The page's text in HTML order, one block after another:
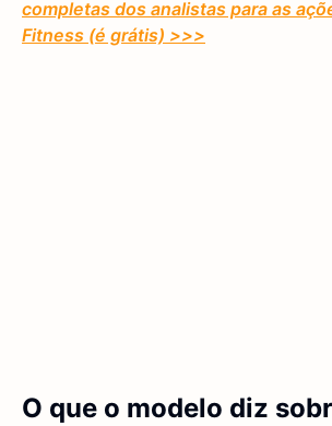
completas dos analistas para as
Fitness (é grátis) >>>
O que o modelo diz